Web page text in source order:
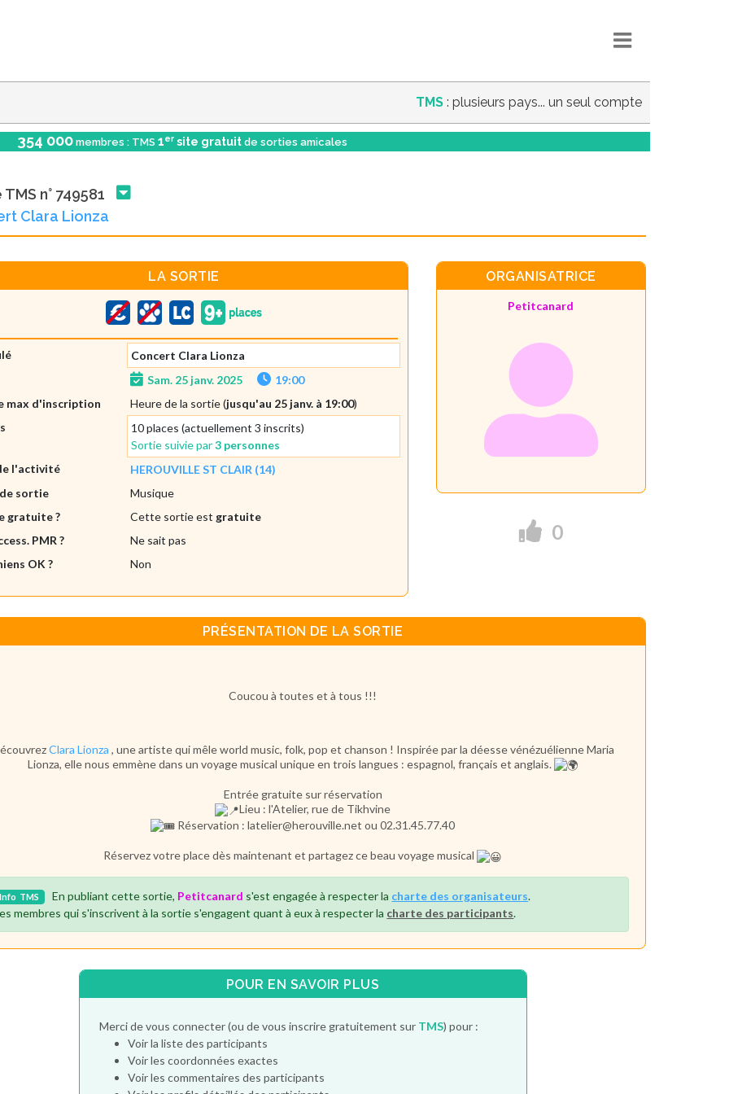
TMS : plusieurs pays... un seul compte
354 000 membres : TMS 1er site gratuit de sorties amicales
n° 749581
Clara Lionza
LA SORTIE
Concert Clara Lionza
Sam. 25 janv. 2025
19:00
max d'inscription
Heure de la sortie (jusqu'au 25 janv. à 19:00)
10 places (actuellement 3 inscrits)
Sortie suivie par3 personnes
l'activité
HEROUVILLE ST CLAIR (14)
sortie
Musique
gratuite ?
Cette sortie est gratuite
PMR ?
Ne sait pas
OK ?
Non
ORGANISATRICE
Petitcanard
0
PRÉSENTATION DE LA SORTIE
Coucou à toutes et à tous !!!
Clara Lionza , une artiste qui mêle world music, folk, pop et chanson ! Inspirée par la déesse vénézuélienne Maria
Lionza, elle nous emmène dans un voyage musical unique en trois langues : espagnol, français et anglais.
Entrée gratuite sur réservation
Lieu : l'Atelier, rue de Tikhvine
Réservation : latelier@herouville.net ou 02.31.45.77.40
Réservez votre place dès maintenant et partagez ce beau voyage musical
TMS En publiant cette sortie, Petitcanard s'est engagée à respecter la charte des organisateurs.
membres qui s'inscrivent à la sortie s'engagent quant à eux à respecter la charte des participants.
POUR EN SAVOIR PLUS
Merci de vous connecter (ou de vous inscrire gratuitement sur TMS) pour :
Voir la liste des participants
Voir les coordonnées exactes
Voir les commentaires des participants